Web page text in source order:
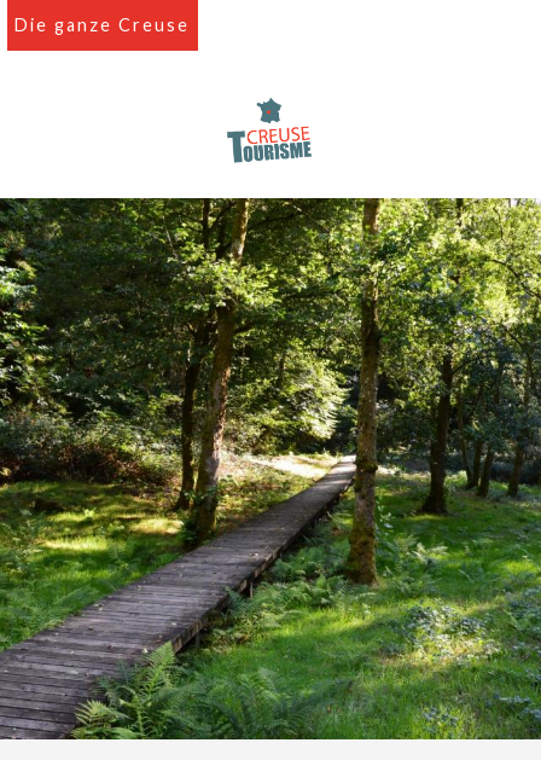
Aller
Die ganze Creuse